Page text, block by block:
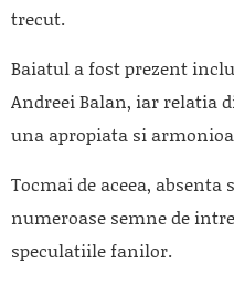
trecut.
Baiatul a fost prezent
Andreei Balan, iar relatia
una apropiata si
Tocmai de aceea,
numeroase semne de
speculatiile fanilor.